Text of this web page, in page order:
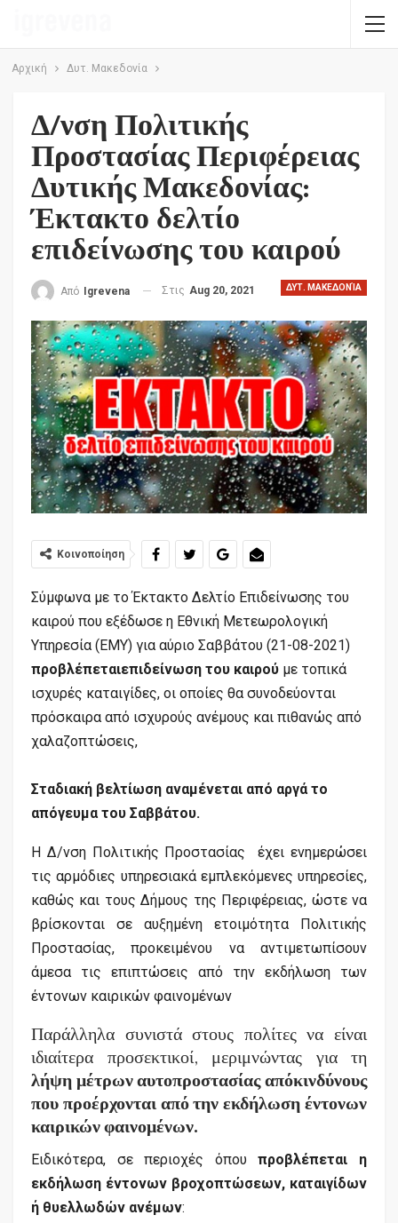
Αρχική Δυτ. Μακεδονία
Δ/νση Πολιτικής
Προστασίας Περιφέρειας
Δυτικής Μακεδονίας:
Έκτακτο δελτίο
επιδείνωσης του καιρού
ΔΥΤ. ΜΑΚΕΔΟΝΊΑ
Από Igrevena Στις Aug 20, 2021
Κοινοποίηση
Σύμφωνα με το Έκτακτο Δελτίο Επιδείνωσης του
καιρού που εξέδωσε η Εθνική Μετεωρολογική
Υπηρεσία (ΕΜΥ) για αύριο Σαββάτου (21-08-2021)
προβλέπεταιεπιδείνωση του καιρού με τοπικά
ισχυρές καταιγίδες, οι οποίες θα συνοδεύονται
πρόσκαιρα από ισχυρούς ανέμους και πιθανώς από
χαλαζοπτώσεις,
Σταδιακή βελτίωση αναμένεται από αργά το
απόγευμα του Σαββάτου.
Η Δ/νση Πολιτικής Προστασίας έχει ενημερώσει
τις αρμόδιες υπηρεσιακά εμπλεκόμενες υπηρεσίες,
καθώς και τους Δήμους της Περιφέρειας, ώστε να
βρίσκονται σε αυξημένη ετοιμότητα Πολιτικής
Προστασίας, προκειμένου να αντιμετωπίσουν
άμεσα τις επιπτώσεις από την εκδήλωση των
έντονων καιρικών φαινομένων
Παράλληλα συνιστά στους πολίτες να είναι
ιδιαίτερα προσεκτικοί, μεριμνώντας για τη
λήψη μέτρων αυτοπροστασίας απόκινδύνους
που προέρχονται από την εκδήλωση έντονων
καιρικών φαινομένων.
Ειδικότερα, σε περιοχές όπουπροβλέπεται η
εκδήλωση έντονων βροχοπτώσεων, καταιγίδων
ή θυελλωδών ανέμων: